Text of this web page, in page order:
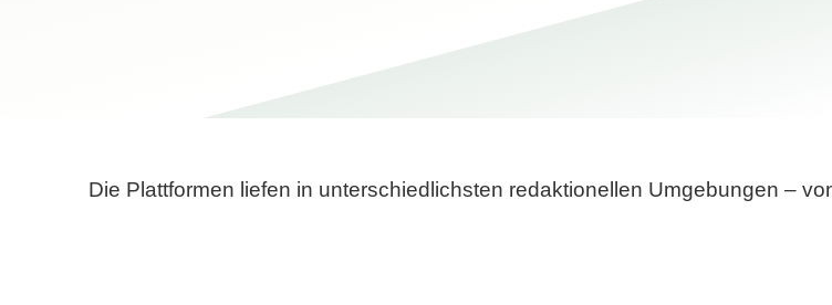
Die Plattformen liefen in unterschiedlichsten redaktionellen Umgebungen –